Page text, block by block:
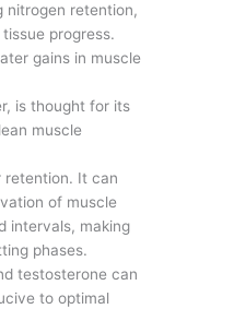
nitrogen retention,
progress.
gains in muscle
is thought for its
muscle
It can
of muscle
intervals, making
phases.
testosterone can
to optimal